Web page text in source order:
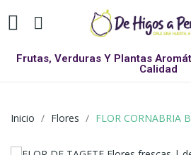
Frutas, Verduras Y Plantas
Calidad
Inicio Flores FLOR CORNABRIA